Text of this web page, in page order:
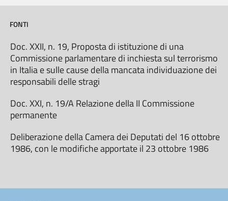
FONTI
Doc. XXII, n. 19, Proposta di istituzione di una
Commissione parlamentare di inchiesta sul terrorismo
in Italia e sulle cause della mancata individuazione dei
responsabili delle stragi
Doc. XXI, n. 19/A Relazione della II Commissione
permanente
Deliberazione della Camera dei Deputati del 16 ottobre
1986, con le modifiche apportate il 23 ottobre 1986